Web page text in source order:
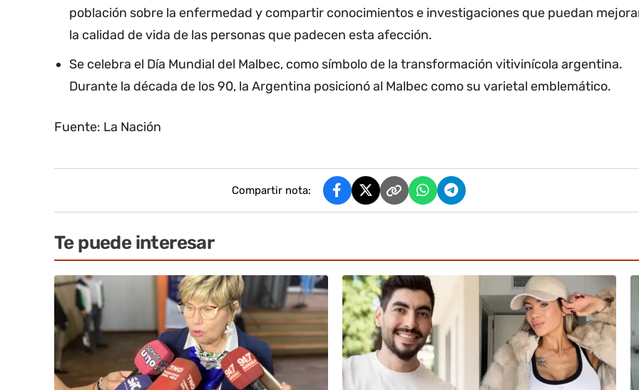
población sobre la enfermedad y compartir conocimientos e investigaciones que puedan
la calidad de vida de las personas que padecen esta afección.
Se celebra el Día Mundial del Malbec, como símbolo de la transformación vitivinícola argentina.
Durante la década de los 90, la Argentina posicionó al Malbec como su varietal emblemático.
Fuente: La Nación
Compartir nota:
Te puede interesar